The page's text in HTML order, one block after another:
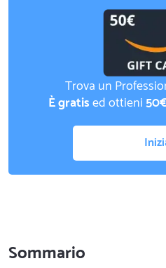
Trova un
È gratised ottieni
Sommario